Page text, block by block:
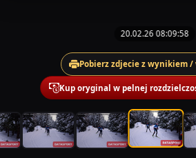
20.02.26 08:09:58
Pobierz zdjecie z wynikiem
Kup oryginal w pelnej